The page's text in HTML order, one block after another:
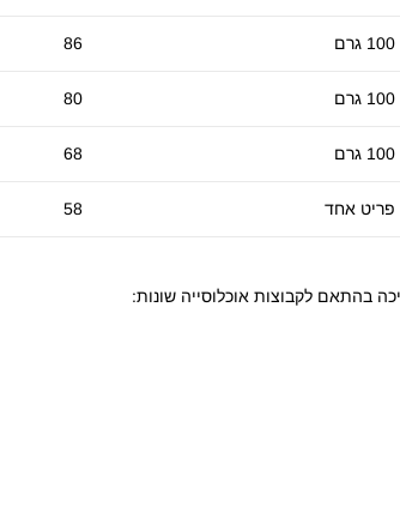
100 גרם 86
100 גרם 80
100 גרם 68
פריט אחד 58
בהתאם לקבוצות אוכלוסייה שונות: